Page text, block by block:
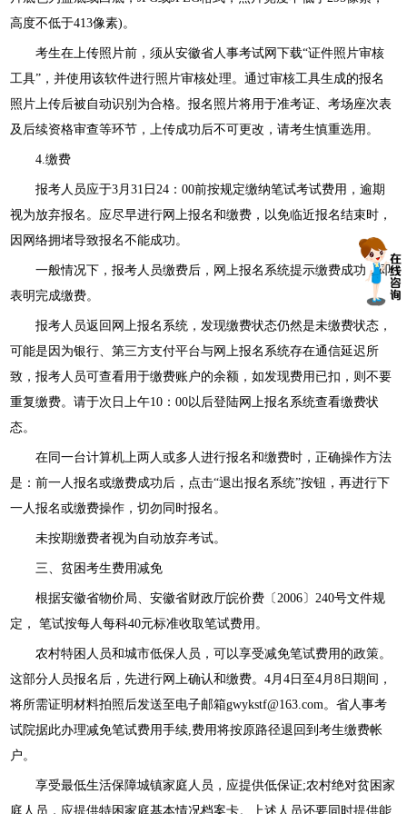
高度不低于413像素)。
考生在上传照片前，须从安徽省人事考试网下载“证件照片审核
工具”，并使用该软件进行照片审核处理。通过审核工具生成的报名
照片上传后被自动识别为合格。报名照片将用于准考证、考场座次表
及后续资格审查等环节，上传成功后不可更改，请考生慎重选用。
4.缴费
报考人员应于3月31日24：00前按规定缴纳笔试考试费用，逾期
视为放弃报名。应尽早进行网上报名和缴费，以免临近报名结束时，
因网络拥堵导致报名不能成功。
一般情况下，报考人员缴费后，网上报名系统提示缴费成功，即
表明完成缴费。
报考人员返回网上报名系统，发现缴费状态仍然是未缴费状态，
可能是因为银行、第三方支付平台与网上报名系统存在通信延迟所
致，报考人员可查看用于缴费账户的余额，如发现费用已扣，则不要
重复缴费。请于次日上午10：00以后登陆网上报名系统查看缴费状
态。
在同一台计算机上两人或多人进行报名和缴费时，正确操作方法
是：前一人报名或缴费成功后，点击“退出报名系统”按钮，再进行下
一人报名或缴费操作，切勿同时报名。
未按期缴费者视为自动放弃考试。
三、贫困考生费用减免
根据安徽省物价局、安徽省财政厅皖价费〔2006〕240号文件规
定， 笔试按每人每科40元标准收取笔试费用。
农村特困人员和城市低保人员，可以享受减免笔试费用的政策。
这部分人员报名后，先进行网上确认和缴费。4月4日至4月8日期间，
将所需证明材料拍照后发送至电子邮箱gwykstf@163.com。省人事考
试院据此办理减免笔试费用手续,费用将按原路径退回到考生缴费帐
户。
享受最低生活保障城镇家庭人员，应提供低保证;农村绝对贫困家
庭人员，应提供特困家庭基本情况档案卡。上述人员还要同时提供能